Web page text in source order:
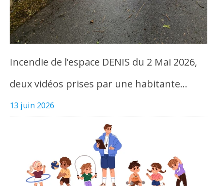
Incendie de l’espace DENIS du 2 Mai 2026,
deux vidéos prises par une habitante…
13 juin 2026